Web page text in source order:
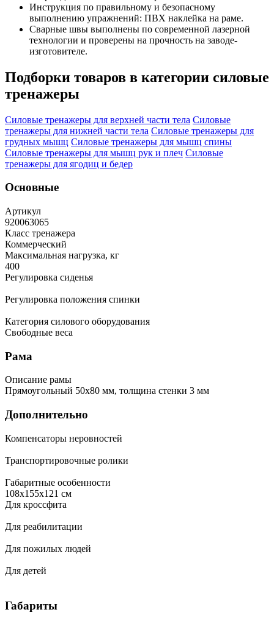
Инструкция по правильному и безопасному
выполнению упражнений: ПВХ наклейка на раме.
Сварные швы выполнены по современной лазерной
технологии и проверены на прочность на заводе-
изготовителе.
Подборки товаров в категории силовые
тренажеры
Силовые тренажеры для верхней части тела Силовые
тренажеры для нижней части тела Силовые тренажеры для
грудных мышц Силовые тренажеры для мышц спины
Силовые тренажеры для мышц рук и плеч Силовые
тренажеры для ягодиц и бедер
Основные
Артикул
920063065
Класс тренажера
Коммерческий
Максимальная нагрузка, кг
400
Регулировка сиденья
Регулировка положения спинки
Категория силового оборудования
Свободные веса
Рама
Описание рамы
Прямоугольный 50х80 мм, толщина стенки 3 мм
Дополнительно
Компенсаторы неровностей
Транспортировочные ролики
Габаритные особенности
108х155х121 см
Для кроссфита
Для реабилитации
Для пожилых людей
Для детей
Габариты